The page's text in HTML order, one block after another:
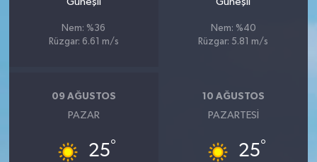
Nem: %36
Rüzgar: 6.61 m/s
Nem: %40
Rüzgar: 5.81 m/s
09 AĞUSTOS
PAZAR
25°
10 AĞUSTOS
PAZARTESI
25°